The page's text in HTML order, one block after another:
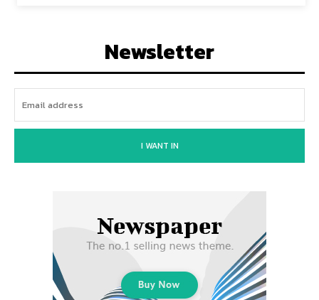
Newsletter
I WANT IN